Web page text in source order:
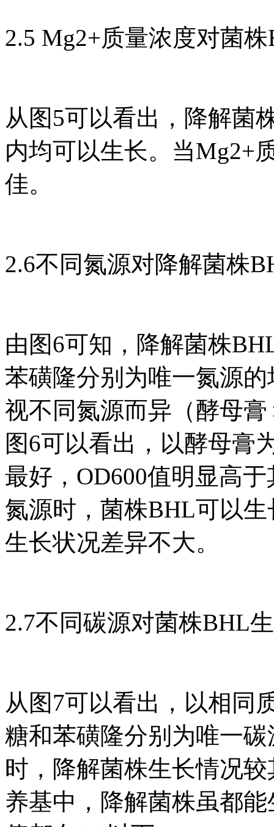
2.5 Mg2+质量浓度对菌
从图5可以看出，降解菌
内均可以生长。当Mg2+
佳。
2.6不同氮源对降解菌株
由图6可知，降解菌株
苯磺隆分别为唯一氮源
视不同氮源而异（酵母
图6可以看出，以酵母膏
最好，OD600值明显高
氮源时，菌株BHL可以
生长状况差异不大。
2.7不同碳源对菌株BHL
从图7可以看出，以相同
糖和苯磺隆分别为唯一
时，降解菌株生长情况
养基中，降解菌株虽都